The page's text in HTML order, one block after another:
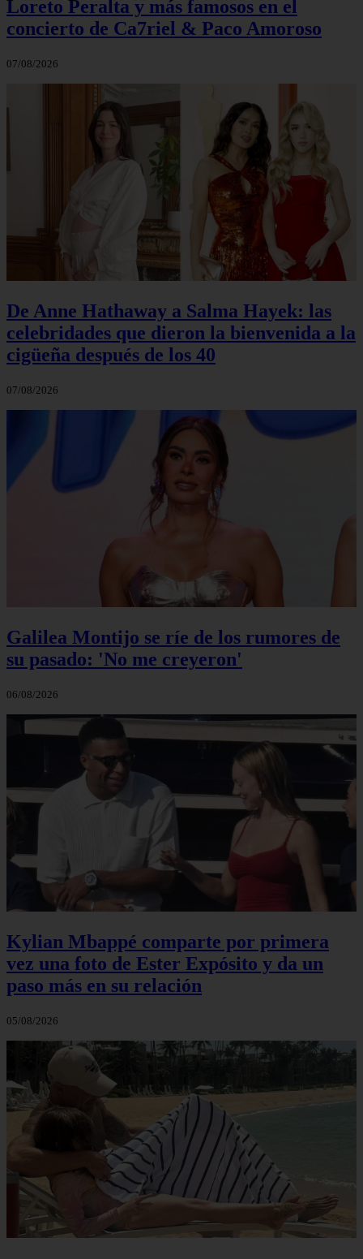
Loreto Peralta y más famosos en el
concierto de Ca7riel & Paco Amoroso
07/08/2026
De Anne Hathaway a Salma Hayek: las
celebridades que dieron la bienvenida a la
cigüeña después de los 40
07/08/2026
Galilea Montijo se ríe de los rumores de
su pasado: 'No me creyeron'
06/08/2026
Kylian Mbappé comparte por primera
vez una foto de Ester Expósito y da un
paso más en su relación
05/08/2026